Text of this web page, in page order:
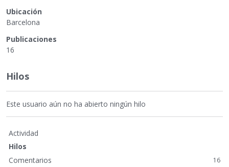
Ubicación
Barcelona
Publicaciones
16
Hilos
Este usuario aún no ha abierto ningún hilo
Actividad
Hilos
Comentarios
16